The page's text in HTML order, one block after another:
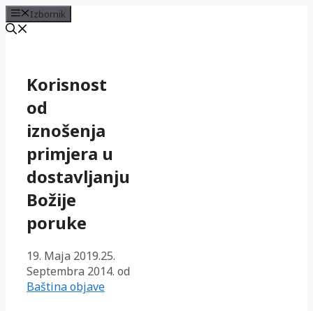
Izbornik
sadržajKorisnost
od
iznošenja
primjera u
dostavljanju
Božije
poruke
19. Maja 2019.25.
Septembra 2014. od
Baština objave